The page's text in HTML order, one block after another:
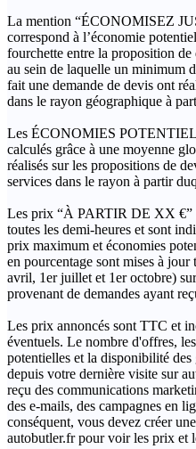
La mention “ÉCONOMISEZ
correspond à l’économie
fourchette entre la proposition de
au sein de laquelle un minimum
fait une demande de devis ont
dans le rayon géographique à
Les ÉCONOMIES
calculés grâce à une moyenne
réalisés sur les propositions de
services dans le rayon à partir
Les prix “À PARTIR DE XX €”
toutes les demi-heures et sont
prix maximum et économies
en pourcentage sont mises à
avril, 1er juillet et 1er octobre)
provenant de demandes ayant
Les prix annoncés sont TTC et
éventuels. Le nombre d'offres,
potentielles et la disponibilité
depuis votre dernière visite sur
reçu des communications
des e-mails, des campagnes en
conséquent, vous devez créer
autobutler.fr pour voir les prix et